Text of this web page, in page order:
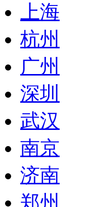
上海
杭州
广州
深圳
武汉
南京
济南
郑州